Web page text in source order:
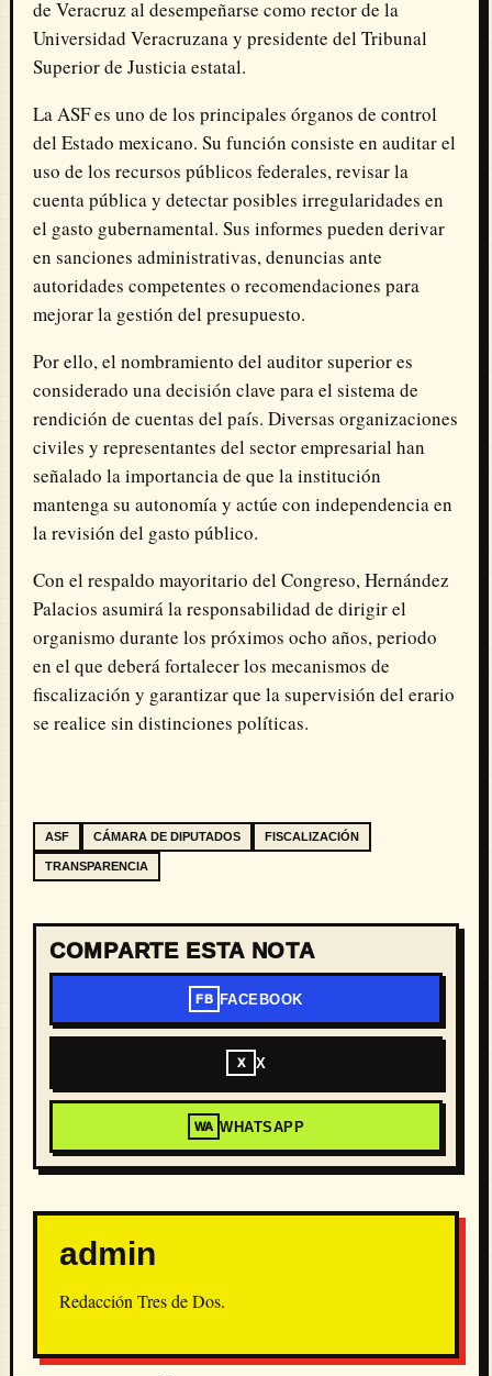
de Veracruz al desempeñarse como rector de la
Universidad Veracruzana y presidente del Tribunal
Superior de Justicia estatal.
La ASF es uno de los principales órganos de control
del Estado mexicano. Su función consiste en auditar el
uso de los recursos públicos federales, revisar la
cuenta pública y detectar posibles irregularidades en
el gasto gubernamental. Sus informes pueden derivar
en sanciones administrativas, denuncias ante
autoridades competentes o recomendaciones para
mejorar la gestión del presupuesto.
Por ello, el nombramiento del auditor superior es
considerado una decisión clave para el sistema de
rendición de cuentas del país. Diversas organizaciones
civiles y representantes del sector empresarial han
señalado la importancia de que la institución
mantenga su autonomía y actúe con independencia en
la revisión del gasto público.
Con el respaldo mayoritario del Congreso, Hernández
Palacios asumirá la responsabilidad de dirigir el
organismo durante los próximos ocho años, periodo
en el que deberá fortalecer los mecanismos de
fiscalización y garantizar que la supervisión del erario
se realice sin distinciones políticas.
ASF CÁMARA DE DIPUTADOS FISCALIZACIÓN
TRANSPARENCIA
COMPARTE ESTA NOTA
FB FACEBOOK
X X
WA WHATSAPP
admin
Redacción Tres de Dos.